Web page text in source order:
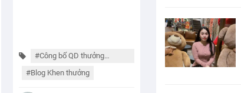
#Công bố QD thưởng
#Blog Khen thưởng